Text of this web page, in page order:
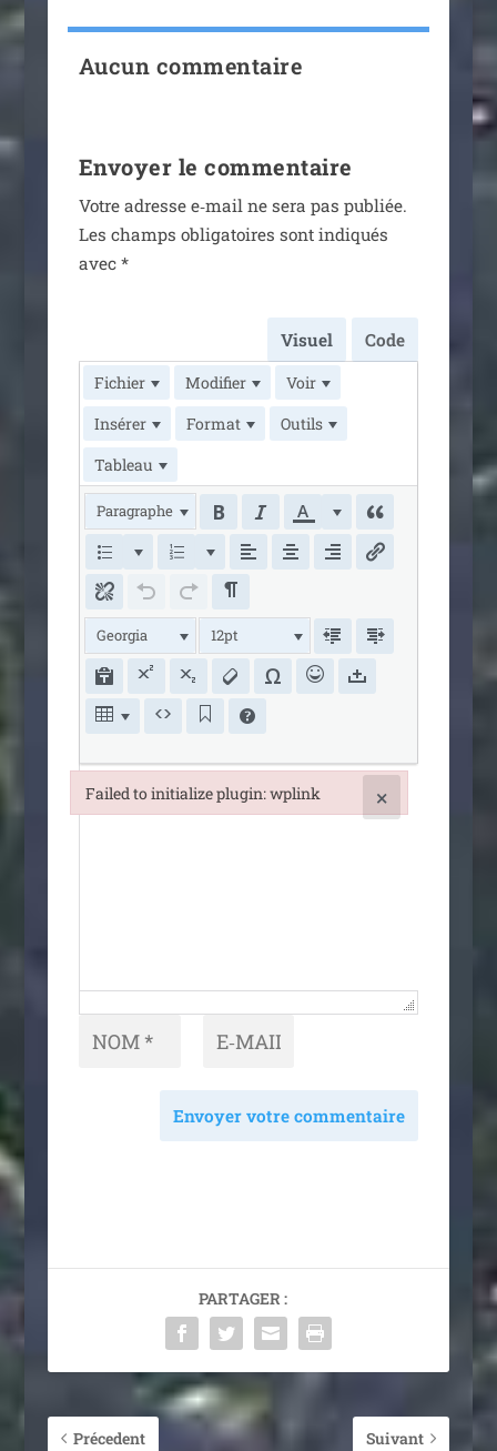
Aucun commentaire
Envoyer le commentaire
Votre adresse e‑mail ne sera pas publiée.
Les champs obli­ga­toires sont indi­qués
avec *
Visuel Code
Fichier Modifier
Voir
Insérer
Format
Outils
Tableau
Paragraphe
Georgia 12pt
Envoyer votre commentaire
PARTAGER :
Précedent Suivant
Failed to initialize plugin: wplink ×
Failed to initialize plugin: wplink